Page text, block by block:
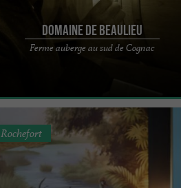
Domaine de Beaulieu
Ferme auberge au sud de Cognac
Situé à quelques kilomètres au sud de Cognac, au
cœur de notre vignoble, la ferme auberge et les
Rochefort